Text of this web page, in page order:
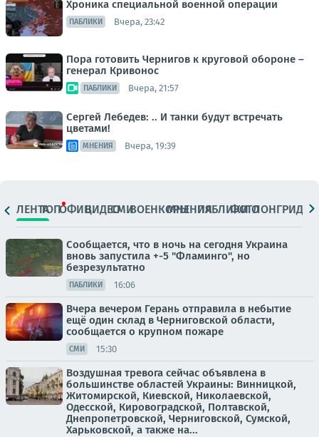
Хроника специальной военной операции
ПАБЛИКИ Вчера, 23:42
Пора готовить Чернигов к круговой обороне –
генерал Кривонос
ПАБЛИКИ Вчера, 21:57
Сергей Лебедев: .. И танки будут встречать
цветами!
МНЕНИЯ Вчера, 19:39
ЛЕНТАТОПОФИЦ.ВИДЕОСМИВОЕНКОРЫМНЕНИЯПАБЛИКИ
ФОТОЛОНГРИДЫ
Сообщается, что в ночь на сегодня Украина
вновь запустила +-5 "Фламинго", но
безрезультатно
ПАБЛИКИ 16:06
Вчера вечером Герань отправила в небытие
ещё один склад в Черниговской области,
сообщается о крупном пожаре
СМИ 15:30
Воздушная тревога сейчас объявлена в
большинстве областей Украины: Винницкой,
Житомирской, Киевской, Николаевской,
Одесской, Кировоградской, Полтавской,
Днепропетровской, Черниговской, Сумской,
Харьковской, а также на...